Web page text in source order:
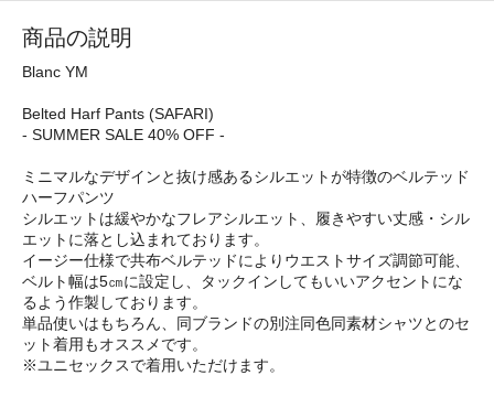
商品の説明
Blanc YM
Belted Harf Pants (SAFARI)
- SUMMER SALE 40% OFF -
ミニマルなデザインと抜け感あるシルエットが特徴のベルテッド
ハーフパンツ
シルエットは緩やかなフレアシルエット、履きやすい丈感・シル
エットに落とし込まれております。
イージー仕様で共布ベルテッドによりウエストサイズ調節可能、
ベルト幅は5㎝に設定し、タックインしてもいいアクセントにな
るよう作製しております。
単品使いはもちろん、同ブランドの別注同色同素材シャツとのセ
ット着用もオススメです。
※ユニセックスで着用いただけます。